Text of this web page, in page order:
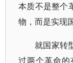
本质不是整个
物，而是实现
就国家转
过两个革命